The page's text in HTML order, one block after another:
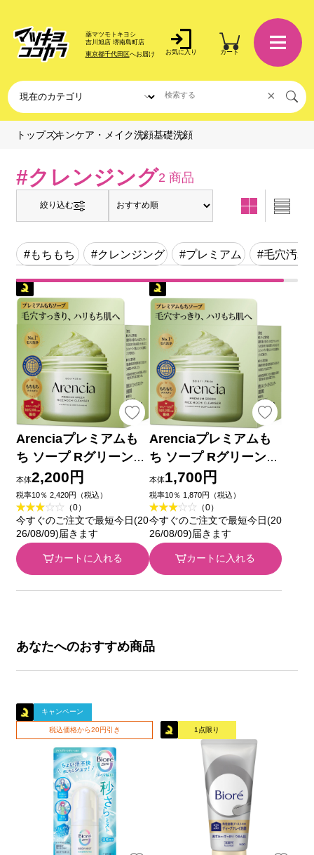
薬マツモトキヨシ
吉川旭店 堺南島町店
東京都千代田区へお届け お気に入り カート
×
トップスキンケア・メイク洗顔基礎洗顔
#クレンジング2 商品
絞り込む
#もちもち #クレンジング #プレミアム #毛穴汚れ
Arenciaプレミアムも
ち ソープ Rグリーン
１２０ｇ アイケイ
本体2,200円
税率10％ 2,420円（税込）
（0）
今すぐのご注文で最短今日(20
26/08/09)届きます
カートに入れる
Arenciaプレミアムも
ち ソープ Rグリーン
５０ｇ アイケイ
本体1,700円
税率10％ 1,870円（税込）
（0）
今すぐのご注文で最短今日(20
26/08/09)届きます
カートに入れる
あなたへのおすすめ商品
キャンペーン
税込価格から20円引き 1点限り